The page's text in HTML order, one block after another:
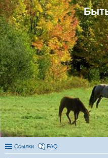
Ссылки FAQ